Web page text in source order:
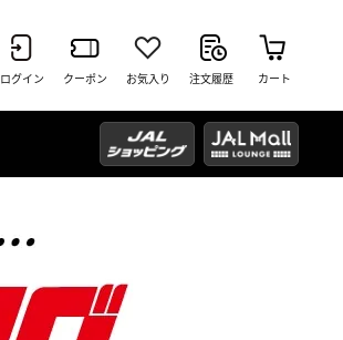
ログイン クーポン お気入り 注文履歴 カート